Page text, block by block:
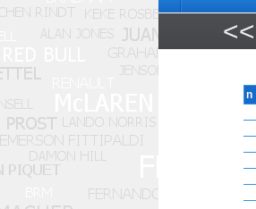
<<
n